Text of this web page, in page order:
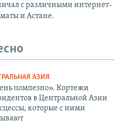
с различными интернет-
и Астане.
АЗИЯ
помпезно». Кортежи
в Центральной Азии
которые с ними